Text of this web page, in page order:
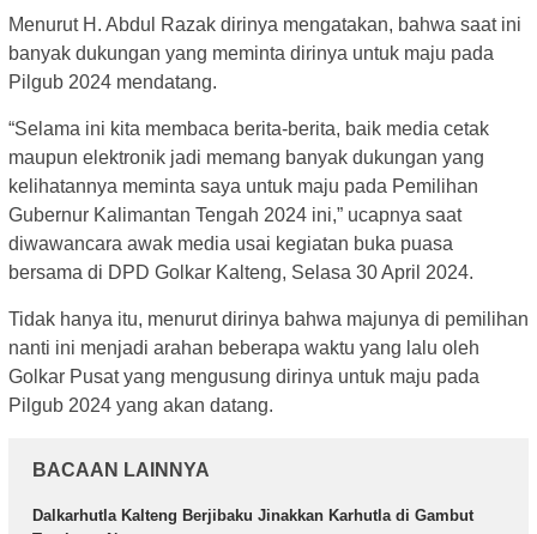
Menurut H. Abdul Razak dirinya mengatakan, bahwa saat ini
banyak dukungan yang meminta dirinya untuk maju pada
Pilgub 2024 mendatang.
“Selama ini kita membaca berita-berita, baik media cetak
maupun elektronik jadi memang banyak dukungan yang
kelihatannya meminta saya untuk maju pada Pemilihan
Gubernur Kalimantan Tengah 2024 ini,” ucapnya saat
diwawancara awak media usai kegiatan buka puasa
bersama di DPD Golkar Kalteng, Selasa 30 April 2024.
Tidak hanya itu, menurut dirinya bahwa majunya di pemilihan
nanti ini menjadi arahan beberapa waktu yang lalu oleh
Golkar Pusat yang mengusung dirinya untuk maju pada
Pilgub 2024 yang akan datang.
BACAAN LAINNYA
Dalkarhutla Kalteng Berjibaku Jinakkan Karhutla di Gambut